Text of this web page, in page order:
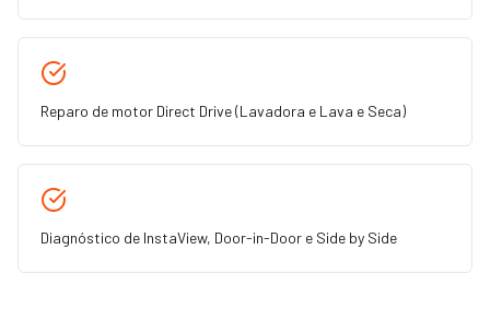
Reparo de motor Direct Drive (Lavadora e Lava e Seca)
Diagnóstico de InstaView, Door-in-Door e Side by Side